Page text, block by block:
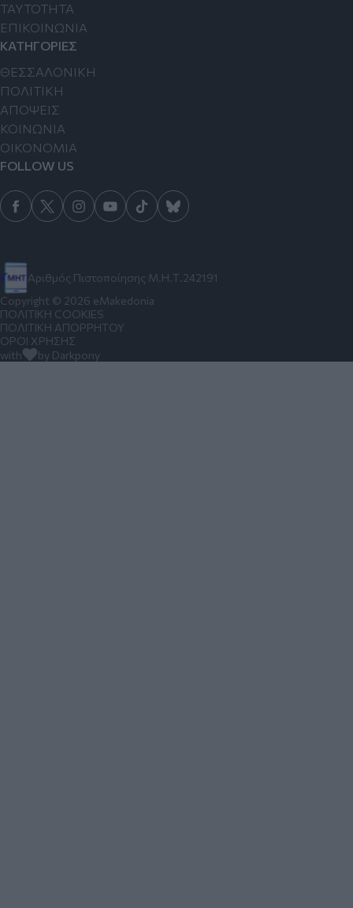
Αριθμός Πιστοποίησης Μ.Η.Τ.242191
TAYTOTHTA
ΕΠΙΚΟΙΝΩΝΙΑ
ΚΑΤΗΓΟΡΙΕΣ
ΘΕΣΣΑΛΟΝΙΚΗ
ΠΟΛΙΤΙΚΗ
ΑΠΟΨΕΙΣ
ΚΟΙΝΩΝΙΑ
ΟΙΚΟΝΟΜΙΑ
FOLLOW US
Copyright © 2026 eMakedonia
ΠΟΛΙΤΙΚΗ COOKIES
ΠΟΛΙΤΙΚΗ ΑΠΟΡΡΗΤΟΥ
ΟΡΟΙ ΧΡΗΣΗΣ
with
by Darkpony